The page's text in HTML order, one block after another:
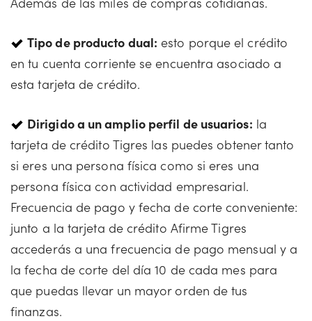
Tipo de producto dual: esto porque el crédito
en tu cuenta corriente se encuentra asociado a
esta tarjeta de crédito.
Dirigido a un amplio perfil de usuarios: la
tarjeta de crédito Tigres las puedes obtener tanto
si eres una persona física como si eres una
persona física con actividad empresarial.
Frecuencia de pago y fecha de corte conveniente:
junto a la tarjeta de crédito Afirme Tigres
accederás a una frecuencia de pago mensual y a
la fecha de corte del día 10 de cada mes para
que puedas llevar un mayor orden de tus
finanzas.